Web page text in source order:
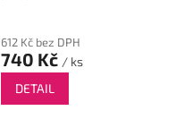
612 Kč bez DPH
740 Kč / ks
DETAIL